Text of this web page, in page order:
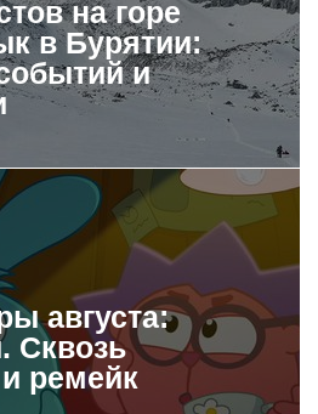
на горе
в Бурятии:
и
августа:
Сквозь
ремейк